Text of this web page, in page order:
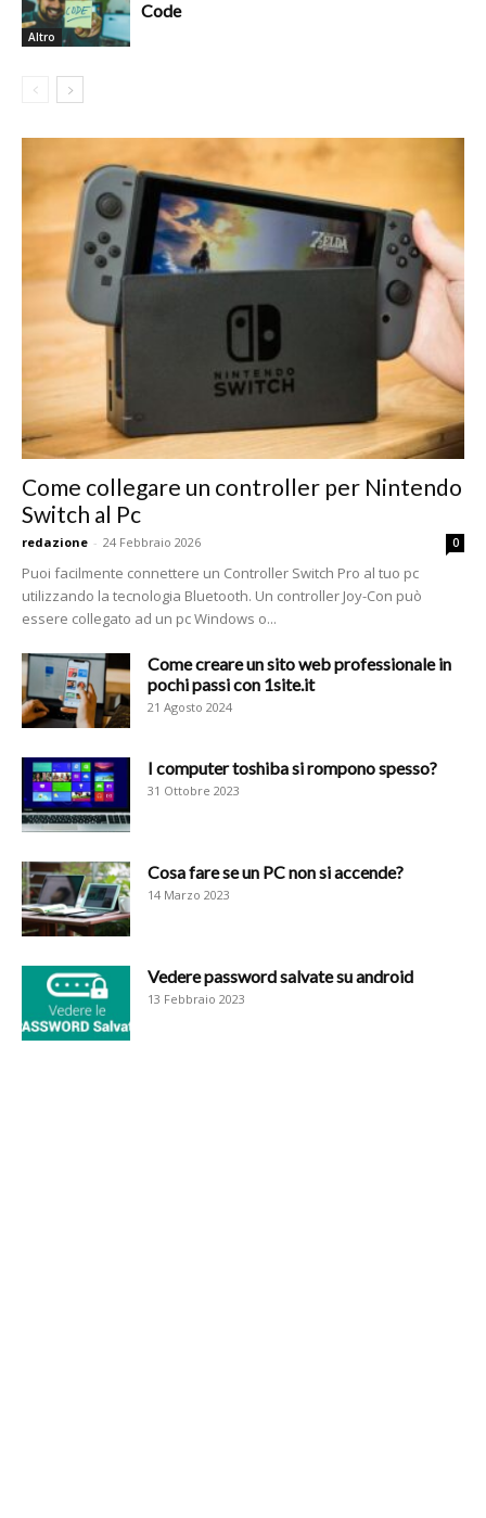
Altro
Code
Come collegare un controller per Nintendo
Switch al Pc
redazione - 24 Febbraio 2026 0
Puoi facilmente connettere un Controller Switch Pro al tuo pc
utilizzando la tecnologia Bluetooth. Un controller Joy-Con può
essere collegato ad un pc Windows o...
Come creare un sito web professionale in
pochi passi con 1site.it
21 Agosto 2024
I computer toshiba si rompono spesso?
31 Ottobre 2023
Cosa fare se un PC non si accende?
14 Marzo 2023
Vedere password salvate su android
13 Febbraio 2023